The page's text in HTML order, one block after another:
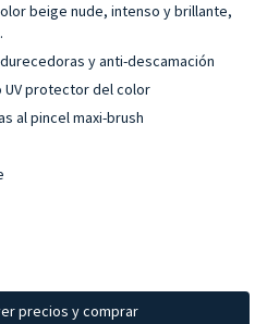
beige nude, intenso y brillante,
y anti-descamación
protector del color
al pincel maxi-brush
precios y comprar